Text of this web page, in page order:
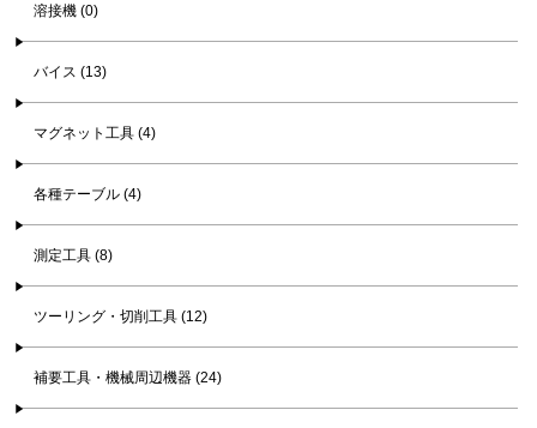
溶接機 (0)
バイス (13)
マグネット工具 (4)
各種テーブル (4)
測定工具 (8)
ツーリング・切削工具 (12)
補要工具・機械周辺機器 (24)